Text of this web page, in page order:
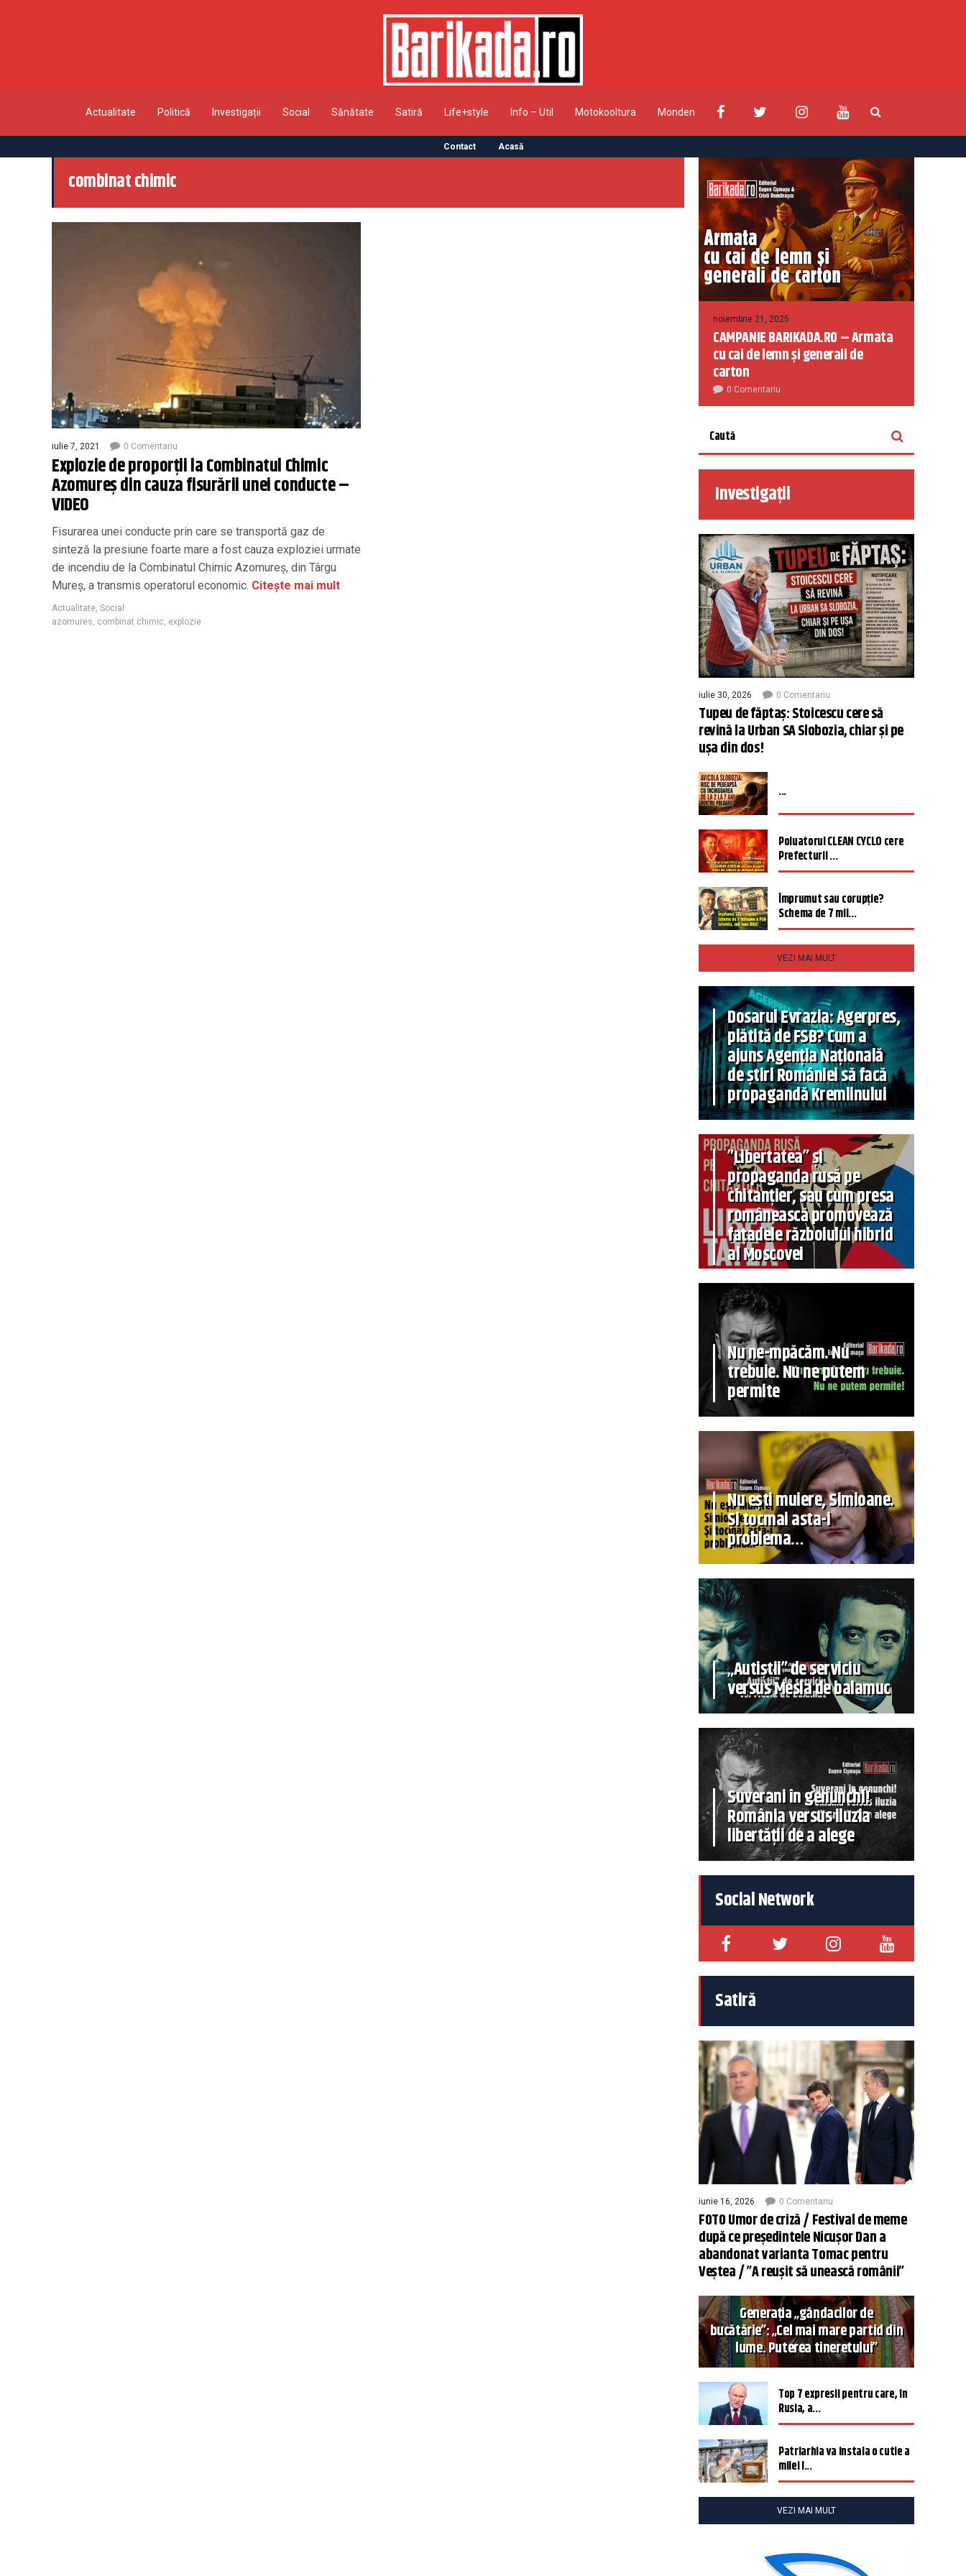
Actualitate Politică Investigații Social Sănătate Satiră Life+style Info – Util Motokooltura Monden
Contact Acasă
combinat chimic
iulie 7, 2021 0 Comentariu
Explozie de proporții la Combinatul Chimic
Azomureș din cauza fisurării unei conducte –
VIDEO
Fisurarea unei conducte prin care se transportă gaz de
sinteză la presiune foarte mare a fost cauza exploziei urmate
de incendiu de la Combinatul Chimic Azomureș, din Târgu
Mureș, a transmis operatorul economic. Citește mai mult
Actualitate Social
azomures combinat chimic explozie
noiembrie 21, 2025
CAMPANIE BARIKADA.RO – Armata
cu cai de lemn și generali de
carton
0 Comentariu
Investigații
iulie 30, 2026 0 Comentariu
Tupeu de făptaș: Stoicescu cere să
revină la Urban SA Slobozia, chiar și pe
ușa din dos!
...
Poluatorul CLEAN CYCLO cere
Prefecturii ...
Împrumut sau corupție?
Schema de 7 mil...
VEZI MAI MULT
Dosarul Evrazia: Agerpres,
plătită de FSB? Cum a
ajuns Agenția Națională
de știri României să facă
propagandă Kremlinului
”Libertatea” și
propaganda rusă pe
chitanțier, sau cum presa
românească promovează
fațadele războiului hibrid
al Moscovei
Nu ne-mpăcăm. Nu
trebuie. Nu ne putem
permite
Nu ești muiere, Simioane.
Și tocmai asta-i
problema…
„Autiștii” de serviciu
versus Mesia de balamuc
Suverani în genunchi!
România versus iluzia
libertății de a alege
Social Network
Satiră
iunie 16, 2026 0 Comentariu
FOTO Umor de criză / Festival de meme
după ce președintele Nicușor Dan a
abandonat varianta Tomac pentru
Veștea / ”A reușit să unească românii”
Generația „gândacilor de
bucătărie”: „Cel mai mare partid din
lume. Puterea tineretului”
Top 7 expresii pentru care, în
Rusia, a...
Patriarhia va instala o cutie a
milei î...
VEZI MAI MULT